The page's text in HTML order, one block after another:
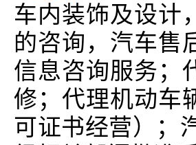
车内装饰及设计
的咨询，汽车售
信息咨询服务；
修；代理机动车
可证书经营）；